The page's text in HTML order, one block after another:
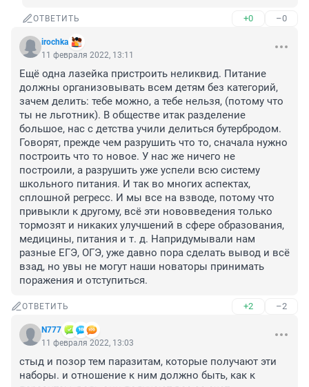
ОТВЕТИТЬ +0 –0
irochka
11 февраля 2022, 13:11
Ещё одна лазейка пристроить неликвид. Питание
должны организовывать всем детям без категорий,
зачем делить: тебе можно, а тебе нельзя, (потому что
ты не льготник). В обществе итак разделение
большое, нас с детства учили делиться бутербродом.
Говорят, прежде чем разрушить что то, сначала нужно
построить что то новое. У нас же ничего не
построили, а разрушить уже успели всю систему
школьного питания. И так во многих аспектах,
сплошной регресс. И мы все на взводе, потому что
привыкли к другому, всё эти нововведения только
тормозят и никаких улучшений в сфере образования,
медицины, питания и т. д. Напридумывали нам
разные ЕГЭ, ОГЭ, уже давно пора сделать вывод и всё
взад, но увы не могут наши новаторы принимать
поражения и отступиться.
ОТВЕТИТЬ +2 –2
N777
11 февраля 2022, 13:03
стыд и позор тем паразитам, которые получают эти
наборы. и отношение к ним должно быть, как к